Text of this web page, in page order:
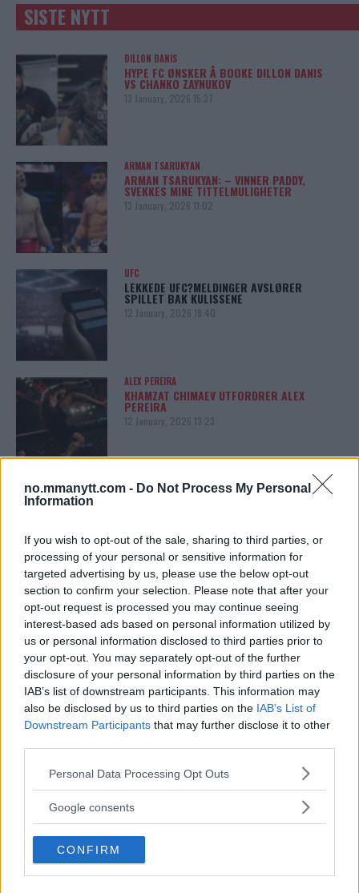
no.mmanytt.com - Do Not Process My Personal
Information
If you wish to opt-out of the sale, sharing to third parties, or
processing of your personal or sensitive information for
targeted advertising by us, please use the below opt-out
section to confirm your selection. Please note that after your
opt-out request is processed you may continue seeing
interest-based ads based on personal information utilized by
us or personal information disclosed to third parties prior to
your opt-out. You may separately opt-out of the further
disclosure of your personal information by third parties on the
IAB’s list of downstream participants. This information may
also be disclosed by us to third parties on the IAB’s List of
Downstream Participants that may further disclose it to other
Please note that this website/app uses one or more Google
not limited to your visit or usage behaviour. You may click to
use your data for below specified purposes in below Google
consent section.
Personal Data Processing Opt Outs
Google consents
CONFIRM
SISTE NYTT
DILLON DANIS
HYPE FC ØNSKER Å BOOKE DILLON DANIS
VS CHANKO ZAYNUKOV
13 January, 2026 15:37
ARMAN TSARUKYAN
ARMAN TSARUKYAN: – VINNER PADDY,
SVEKKES MINE TITTELMULIGHETER
13 January, 2026 11:02
UFC
LEKKEDE UFC?MELDINGER AVSLØRER
SPILLET BAK KULISSENE
12 January, 2026 18:40
ALEX PEREIRA
KHAMZAT CHIMAEV UTFORDRER ALEX
PEREIRA
12 January, 2026 13:23
ISLAM MAKHACHEV
SIDEBAR JS TEST
Slug:sidebar_right_1| Tid:10:10:57 AM
DILLON DANIS
Hype FC ønsker å booke Dillon Danis vs Chanko Zaynukov
13 January, 2026 15:37